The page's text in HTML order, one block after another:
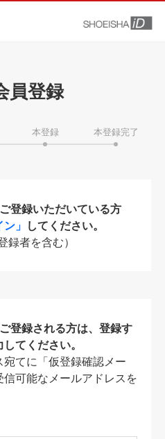
員登録
本登録 本登録完了
登録いただいている方
」 してください。
録者を含む）
登録される方は、登録す
てください。
てに「仮登録確認メー
可能なメールアドレスを